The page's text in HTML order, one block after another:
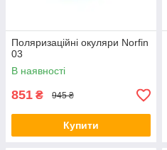
Поляризаційні окуляри Norfin
03
В наявності
851 ₴ 945 ₴
Купити